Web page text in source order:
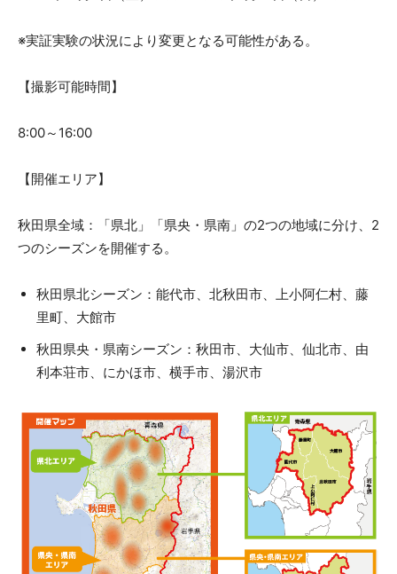
※実証実験の状況により変更となる可能性がある。
【撮影可能時間】
8:00～16:00
【開催エリア】
秋田県全域：「県北」「県央・県南」の2つの地域に分け、2
つのシーズンを開催する。
秋田県北シーズン：能代市、北秋田市、上小阿仁村、藤
里町、大館市
秋田県央・県南シーズン：秋田市、大仙市、仙北市、由
利本荘市、にかほ市、横手市、湯沢市